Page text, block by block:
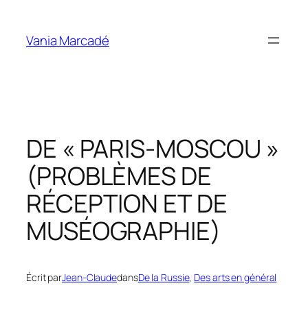
contenu
Vania Marcadé
DE « PARIS-MOSCOU »
(PROBLÈMES DE
RÉCEPTION ET DE
MUSÉOGRAPHIE)
Écrit parJean-ClaudedansDe la Russie, Des arts en général